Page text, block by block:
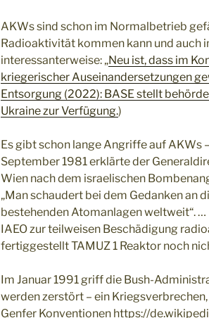
AKWs sind schon im Normalbetrieb
Radioaktivität kommen kann und auch
interessanterweise: „Neu ist, dass im
kriegerischer Auseinandersetzungen
Entsorgung (2022): BASE stellt
Ukraine zur Verfügung.)
Es gibt schon lange Angriffe auf AKWs
September 1981 erklärte der
Wien nach dem israelischen
„Man schaudert bei dem Gedanken an
bestehenden Atomanlagen weltweit“.
IAEO zur teilweisen Beschädigung
fertiggestellt TAMUZ 1 Reaktor noch
Im Januar 1991 griff die Bush-
werden zerstört – ein
Genfer Konventionen https://